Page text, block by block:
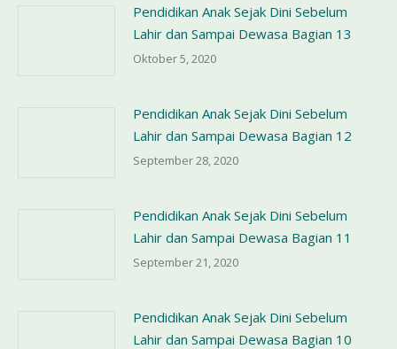
Pendidikan Anak Sejak Dini Sebelum
Lahir dan Sampai Dewasa Bagian 13
Oktober 5, 2020
Pendidikan Anak Sejak Dini Sebelum
Lahir dan Sampai Dewasa Bagian 12
September 28, 2020
Pendidikan Anak Sejak Dini Sebelum
Lahir dan Sampai Dewasa Bagian 11
September 21, 2020
Pendidikan Anak Sejak Dini Sebelum
Lahir dan Sampai Dewasa Bagian 10